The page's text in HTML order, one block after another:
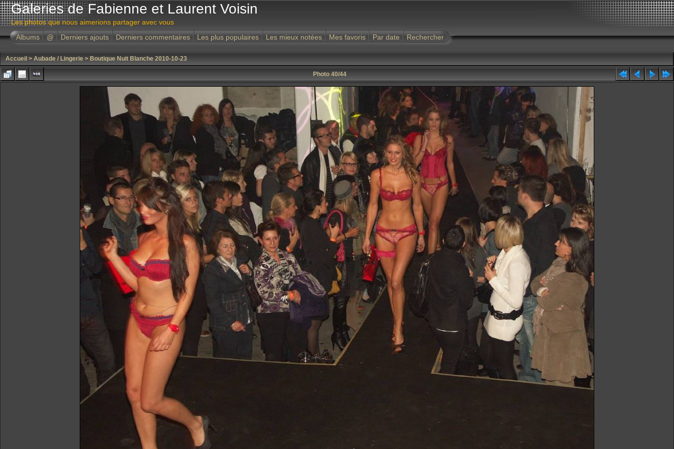
Galeries de Fabienne et Laurent Voisin
Les photos que nous aimerions partager avec vous
Albums
@ Derniers ajouts Derniers commentaires Les plus populaires Les mieux notées Mes favoris Par date Rechercher
Accueil > Aubade / Lingerie > Boutique Nuit Blanche 2010-10-23
Photo 40/44